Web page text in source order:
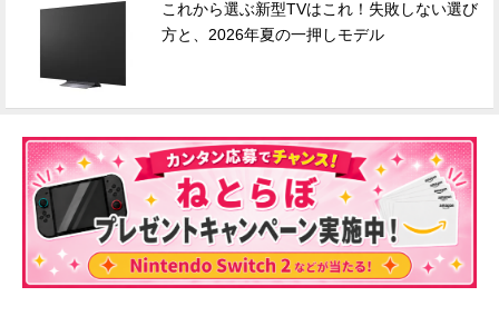
これから選ぶ新型TVはこれ！失敗しない選び
方と、2026年夏の一押しモデル